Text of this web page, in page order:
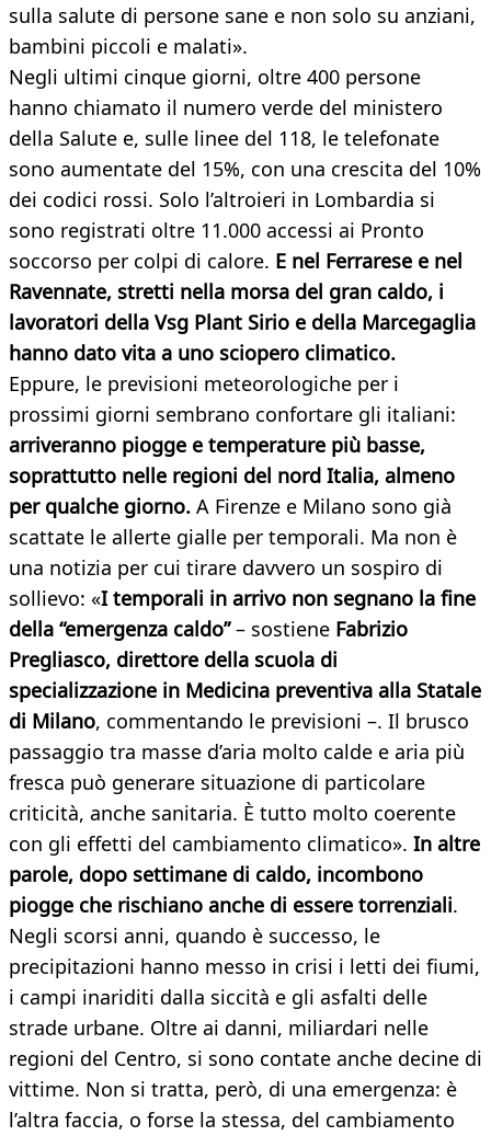
sulla salute di persone sane e non solo su anziani,
bambini piccoli e malati».
Negli ultimi cinque giorni, oltre 400 persone
hanno chiamato il numero verde del ministero
della Salute e, sulle linee del 118, le telefonate
sono aumentate del 15%, con una crescita del 10%
dei codici rossi. Solo l’altroieri in Lombardia si
sono registrati oltre 11.000 accessi ai Pronto
soccorso per colpi di calore. E nel Ferrarese e nel
Ravennate, stretti nella morsa del gran caldo, i
lavoratori della Vsg Plant Sirio e della Marcegaglia
hanno dato vita a uno sciopero climatico.
Eppure, le previsioni meteorologiche per i
prossimi giorni sembrano confortare gli italiani:
arriveranno piogge e temperature più basse,
soprattutto nelle regioni del nord Italia, almeno
per qualche giorno. A Firenze e Milano sono già
scattate le allerte gialle per temporali. Ma non è
una notizia per cui tirare davvero un sospiro di
sollievo: «I temporali in arrivo non segnano la fine
della “emergenza caldo”– sostiene Fabrizio
Pregliasco, direttore della scuola di
specializzazione in Medicina preventiva alla Statale
di Milano, commentando le previsioni –. Il brusco
passaggio tra masse d’aria molto calde e aria più
fresca può generare situazione di particolare
criticità, anche sanitaria. È tutto molto coerente
con gli effetti del cambiamento climatico». In altre
parole, dopo settimane di caldo, incombono
piogge che rischiano anche di essere torrenziali.
Negli scorsi anni, quando è successo, le
precipitazioni hanno messo in crisi i letti dei fiumi,
i campi inariditi dalla siccità e gli asfalti delle
strade urbane. Oltre ai danni, miliardari nelle
regioni del Centro, si sono contate anche decine di
vittime. Non si tratta, però, di una emergenza: è
l’altra faccia, o forse la stessa, del cambiamento